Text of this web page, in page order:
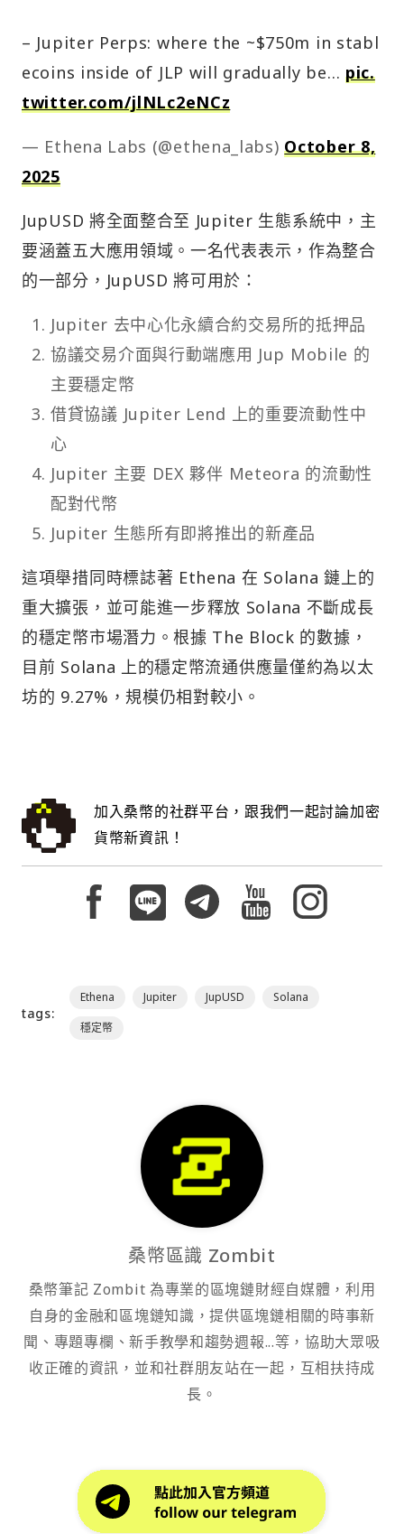
– Jupiter Perps: where the ~$750m in stabl
ecoins inside of JLP will gradually be…pic.
twitter.com/jlNLc2eNCz
— Ethena Labs (@ethena_labs)October 8,
2025
JupUSD 將全面整合至 Jupiter 生態系統中，主
要涵蓋五大應用領域。一名代表表示，作為整合
的一部分，JupUSD 將可用於：
Jupiter 去中心化永續合約交易所的抵押品
協議交易介面與行動端應用 Jup Mobile 的
主要穩定幣
借貸協議 Jupiter Lend 上的重要流動性中
心
Jupiter 主要 DEX 夥伴 Meteora 的流動性
配對代幣
Jupiter 生態所有即將推出的新產品
這項舉措同時標誌著 Ethena 在 Solana 鏈上的
重大擴張，並可能進一步釋放 Solana 不斷成長
的穩定幣市場潛力。根據 The Block 的數據，
目前 Solana 上的穩定幣流通供應量僅約為以太
坊的 9.27%，規模仍相對較小。
加入桑幣的社群平台，跟我們一起討論加密
貨幣新資訊！
tags:
Ethena Jupiter JupUSD
Solana
穩定幣
桑幣區識 Zombit
桑幣筆記 Zombit 為專業的區塊鏈財經自媒體，利用
自身的金融和區塊鏈知識，提供區塊鏈相關的時事新
聞、專題專欄、新手教學和趨勢週報...等，協助大眾吸
收正確的資訊，並和社群朋友站在一起，互相扶持成
長。